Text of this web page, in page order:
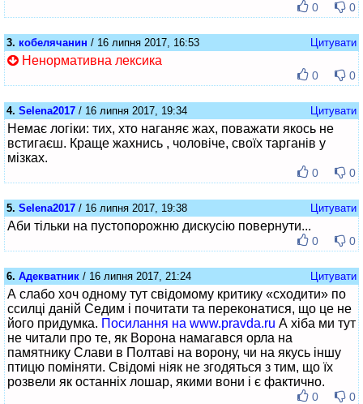
0 0
3. кобелячанин / 16 липня 2017, 16:53 Цитувати
Ненормативна лексика
0 0
4. Selena2017 / 16 липня 2017, 19:34 Цитувати
Немає логіки: тих, хто наганяє жах, поважати якось не
встигаєш. Краще жахнись , чоловіче, своїх тарганів у
мізках.
0 0
5. Selena2017 / 16 липня 2017, 19:38 Цитувати
Аби тільки на пустопорожню дискусію повернути...
0 0
6. Адекватник / 16 липня 2017, 21:24 Цитувати
А слабо хоч одному тут свідомому критику «сходити» по
ссилці даній Седим і почитати та переконатися, що це не
його придумка. Посилання на www.pravda.ru А хіба ми тут
не читали про те, як Ворона намагався орла на
памятнику Слави в Полтаві на ворону, чи на якусь іншу
птицю поміняти. Свідомі ніяк не згодяться з тим, що їх
розвели як останніх лошар, якими вони і є фактично.
0 0